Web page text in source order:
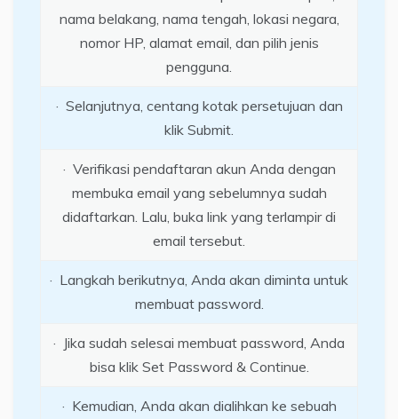
nama belakang, nama tengah, lokasi negara,
nomor HP, alamat email, dan pilih jenis
pengguna.
· Selanjutnya, centang kotak persetujuan dan
klik Submit.
· Verifikasi pendaftaran akun Anda dengan
membuka email yang sebelumnya sudah
didaftarkan. Lalu, buka link yang terlampir di
email tersebut.
· Langkah berikutnya, Anda akan diminta untuk
membuat password.
· Jika sudah selesai membuat password, Anda
bisa klik Set Password & Continue.
· Kemudian, Anda akan dialihkan ke sebuah